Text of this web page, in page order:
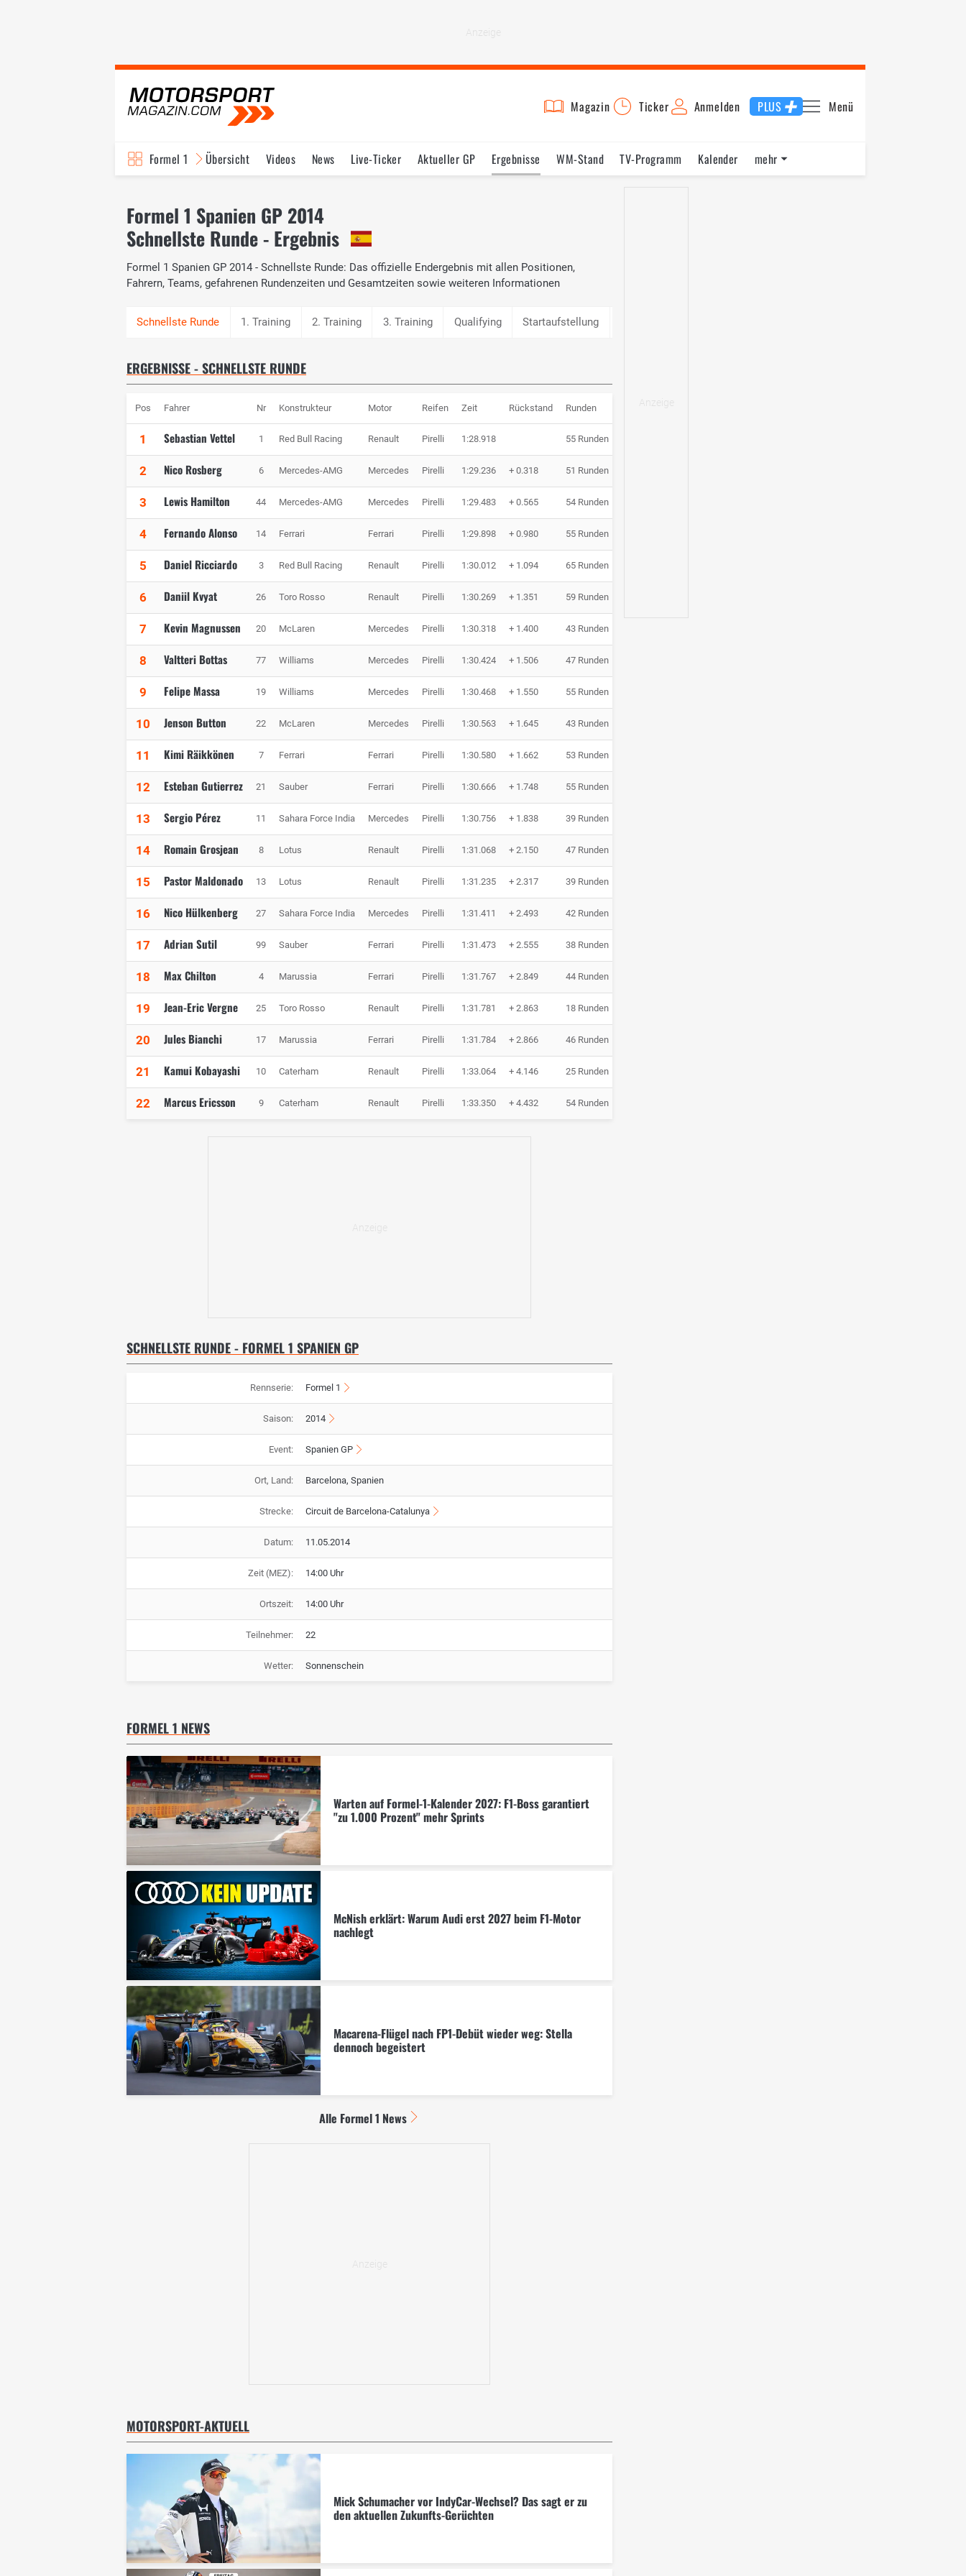
Magazin Ticker Anmelden PLUS Menü
Formel 1 Übersicht Videos News Live-Ticker Aktueller GP Ergebnisse WM-Stand TV-Programm
Kalender
mehr
Formel 1 Spanien GP 2014
Schnellste Runde - Ergebnis
Formel 1 Spanien GP 2014 - Schnellste Runde: Das offizielle Endergebnis mit allen Positionen,
Fahrern, Teams, gefahrenen Rundenzeiten und Gesamtzeiten sowie weiteren Informationen
1. Training 2. Training 3. Training Qualifying Startaufstellung
ERGEBNISSE - SCHNELLSTE RUNDE
Pos Fahrer Nr Konstrukteur Motor Reifen Zeit Rückstand Runden
1 Sebastian Vettel 1 Red Bull Racing Renault Pirelli 1:28.918 55 Runden
2 Nico Rosberg 6 Mercedes-AMG Mercedes Pirelli 1:29.236 + 0.318 51 Runden
3 Lewis Hamilton 44 Mercedes-AMG Mercedes Pirelli 1:29.483 + 0.565 54 Runden
4 Fernando Alonso 14 Ferrari Ferrari Pirelli 1:29.898 + 0.980 55 Runden
5 Daniel Ricciardo 3 Red Bull Racing Renault Pirelli 1:30.012 + 1.094 65 Runden
6 Daniil Kvyat 26 Toro Rosso Renault Pirelli 1:30.269 + 1.351 59 Runden
7 Kevin Magnussen 20 McLaren Mercedes Pirelli 1:30.318 + 1.400 43 Runden
8 Valtteri Bottas 77 Williams Mercedes Pirelli 1:30.424 + 1.506 47 Runden
9 Felipe Massa 19 Williams Mercedes Pirelli 1:30.468 + 1.550 55 Runden
10 Jenson Button 22 McLaren Mercedes Pirelli 1:30.563 + 1.645 43 Runden
11 Kimi Räikkönen 7 Ferrari Ferrari Pirelli 1:30.580 + 1.662 53 Runden
12 Esteban Gutierrez 21 Sauber Ferrari Pirelli 1:30.666 + 1.748 55 Runden
13 Sergio Pérez 11 Sahara Force India Mercedes Pirelli 1:30.756 + 1.838 39 Runden
14 Romain Grosjean 8 Lotus Renault Pirelli 1:31.068 + 2.150 47 Runden
15 Pastor Maldonado 13 Lotus Renault Pirelli 1:31.235 + 2.317 39 Runden
16 Nico Hülkenberg 27 Sahara Force India Mercedes Pirelli 1:31.411 + 2.493 42 Runden
17 Adrian Sutil 99 Sauber Ferrari Pirelli 1:31.473 + 2.555 38 Runden
18 Max Chilton 4 Marussia Ferrari Pirelli 1:31.767 + 2.849 44 Runden
19 Jean-Eric Vergne 25 Toro Rosso Renault Pirelli 1:31.781 + 2.863 18 Runden
20 Jules Bianchi 17 Marussia Ferrari Pirelli 1:31.784 + 2.866 46 Runden
21 Kamui Kobayashi 10 Caterham Renault Pirelli 1:33.064 + 4.146 25 Runden
22 Marcus Ericsson 9 Caterham Renault Pirelli 1:33.350 + 4.432 54 Runden
SCHNELLSTE RUNDE - FORMEL 1 SPANIEN GP
Rennserie: Formel 1
Saison: 2014
Event: Spanien GP
Ort, Land: Barcelona, Spanien
Strecke: Circuit de Barcelona-Catalunya
Datum: 11.05.2014
Zeit (MEZ): 14:00 Uhr
Ortszeit: 14:00 Uhr
Teilnehmer: 22
Wetter: Sonnenschein
FORMEL 1 NEWS
Warten auf Formel-1-Kalender 2027: F1-Boss garantiert
"zu 1.000 Prozent" mehr Sprints
McNish erklärt: Warum Audi erst 2027 beim F1-Motor
nachlegt
Macarena-Flügel nach FP1-Debüt wieder weg: Stella
dennoch begeistert
Alle Formel 1 News
MOTORSPORT-AKTUELL
Mick Schumacher vor IndyCar-Wechsel? Das sagt er zu
den aktuellen Zukunfts-Gerüchten